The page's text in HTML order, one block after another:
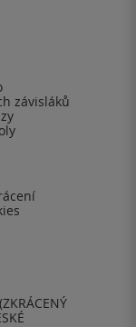
závisláků